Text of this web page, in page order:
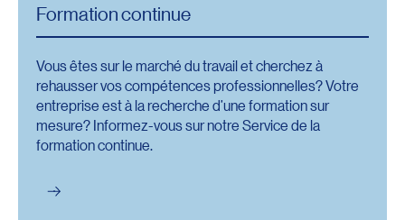
Formation continue
Vous êtes sur le marché du travail et cherchez à
rehausser vos compétences professionnelles? Votre
entreprise est à la recherche d’une formation sur
mesure? Informez-vous sur notre Service de la
formation continue.